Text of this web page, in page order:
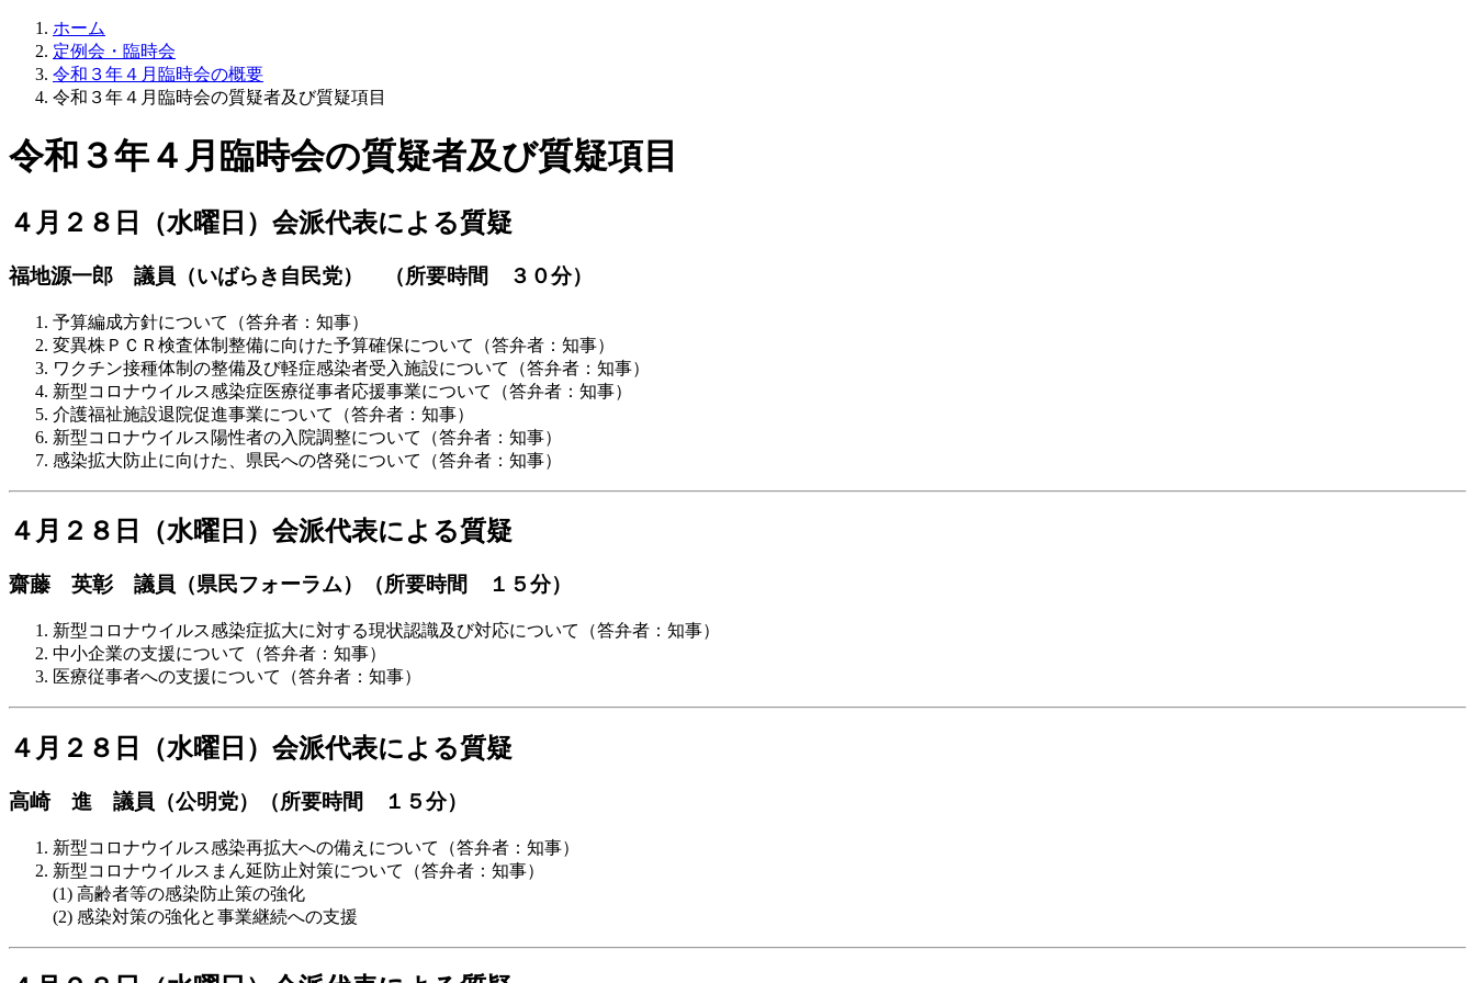
ホーム
定例会・臨時会
令和３年４月臨時会の概要
令和３年４月臨時会の質疑者及び質疑項目
令和３年４月臨時会の質疑者及び質疑項目
４月２８日（水曜日）会派代表による質疑
福地源一郎 議員（いばらき自民党） （所要時間 ３０分）
予算編成方針について（答弁者：知事）
変異株ＰＣＲ検査体制整備に向けた予算確保について（答弁者：知事）
ワクチン接種体制の整備及び軽症感染者受入施設について（答弁者：知事）
新型コロナウイルス感染症医療従事者応援事業について（答弁者：知事）
介護福祉施設退院促進事業について（答弁者：知事）
新型コロナウイルス陽性者の入院調整について（答弁者：知事）
感染拡大防止に向けた、県民への啓発について（答弁者：知事）
４月２８日（水曜日）会派代表による質疑
齋藤 英彰 議員（県民フォーラム）（所要時間 １５分）
新型コロナウイルス感染症拡大に対する現状認識及び対応について（答弁者：知事）
中小企業の支援について（答弁者：知事）
医療従事者への支援について（答弁者：知事）
４月２８日（水曜日）会派代表による質疑
高崎 進 議員（公明党）（所要時間 １５分）
新型コロナウイルス感染再拡大への備えについて（答弁者：知事）
新型コロナウイルスまん延防止対策について（答弁者：知事）
高齢者等の感染防止策の強化
感染対策の強化と事業継続への支援